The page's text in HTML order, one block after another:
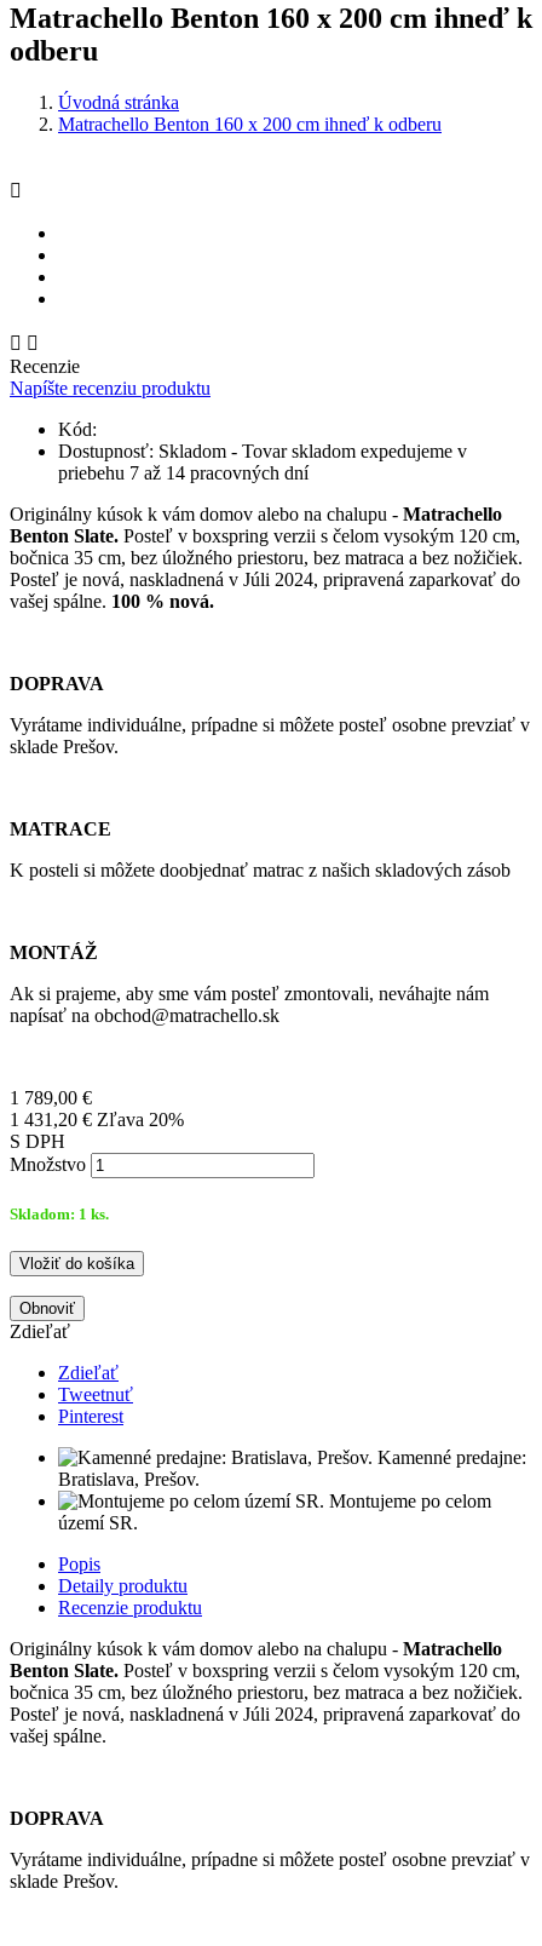
Matrachello Benton 160 x 200 cm ihneď k
odberu
Úvodná stránka
Matrachello Benton 160 x 200 cm ihneď k odberu

 
Recenzie
Napíšte recenziu produktu
Kód:
Dostupnosť: Skladom - Tovar skladom expedujeme v
priebehu 7 až 14 pracovných dní
Originálny kúsok k vám domov alebo na chalupu - Matrachello
Benton Slate. Posteľ v boxspring verzii s čelom vysokým 120 cm,
bočnica 35 cm, bez úložného priestoru, bez matraca a bez nožičiek.
Posteľ je nová, naskladnená v Júli 2024, pripravená zaparkovať do
vašej spálne. 100 % nová.
DOPRAVA
Vyrátame individuálne, prípadne si môžete posteľ osobne prevziať v
sklade Prešov.
MATRACE
K posteli si môžete doobjednať matrac z našich skladových zásob
MONTÁŽ
Ak si prajeme, aby sme vám posteľ zmontovali, neváhajte nám
napísať na obchod@matrachello.sk
1 789,00 €
1 431,20 € Zľava 20%
S DPH
Množstvo
Skladom: 1 ks.
Vložiť do košíka
Zdieľať
Zdieľať
Tweetnuť
Pinterest
Kamenné predajne:
Bratislava, Prešov.
Montujeme po celom
území SR.
Popis
Detaily produktu
Recenzie produktu
Originálny kúsok k vám domov alebo na chalupu - Matrachello
Benton Slate. Posteľ v boxspring verzii s čelom vysokým 120 cm,
bočnica 35 cm, bez úložného priestoru, bez matraca a bez nožičiek.
Posteľ je nová, naskladnená v Júli 2024, pripravená zaparkovať do
vašej spálne.
DOPRAVA
Vyrátame individuálne, prípadne si môžete posteľ osobne prevziať v
sklade Prešov.